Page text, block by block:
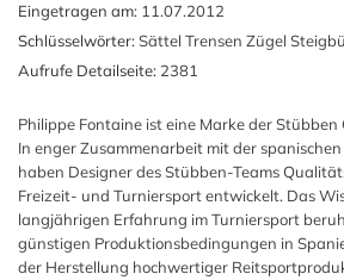
Eingetragen am: 11.07.2012
Schlüsselwörter: Sättel Trensen Zügel
Aufrufe Detailseite: 2381
Philippe Fontaine ist eine Marke der Stübben
In enger Zusammenarbeit mit der
haben Designer des Stübben-Teams
Freizeit- und Turniersport entwickelt. Das
langjährigen Erfahrung im Turniersport
günstigen Produktionsbedingungen in
der Herstellung hochwertiger